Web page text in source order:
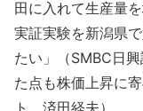
田に入れて生産量
実証実験を新潟県
たい」（SMBC日
た点も株価上昇に
ト 済田経夫）